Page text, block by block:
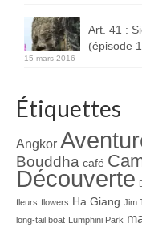
Art. 41 :
(épisode
15 mars 2016
Étiquettes
Angkor
Bouddha café
Découverte
fleurs flowers Ha Giang Jim
long-tail boat Lumphini Park